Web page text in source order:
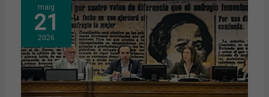
maig
21
2026